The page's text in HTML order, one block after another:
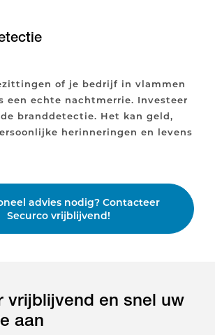
of je bedrijf in vlammen
een echte nachtmerrie. Investeer
branddetectie. Het kan geld,
herinneringen en levens
advies nodig? Contacteer
Securco vrijblijvend!
vrijblijvend en snel uw
aan